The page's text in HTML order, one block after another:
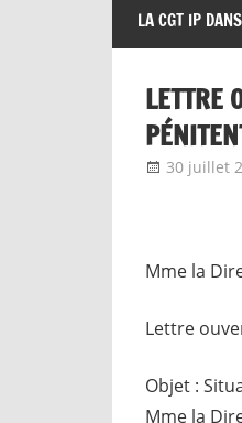
LA CGT IP
LETTRE
30 juillet
Mme la
Lettre
Objet :
Mme la